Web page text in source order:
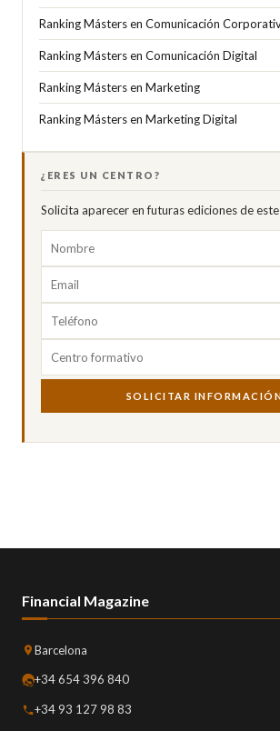
Ranking Másters en Comunicación
Ranking Másters en Comunicación Digital
Ranking Másters en Marketing
Ranking Másters en Marketing Digital
¿ERES UN CENTRO?
Solicita aparecer en futuras ediciones de
SOLICITAR
Financial Magazine
Barcelona
+34 654 396 840
+34 93 127 98 83